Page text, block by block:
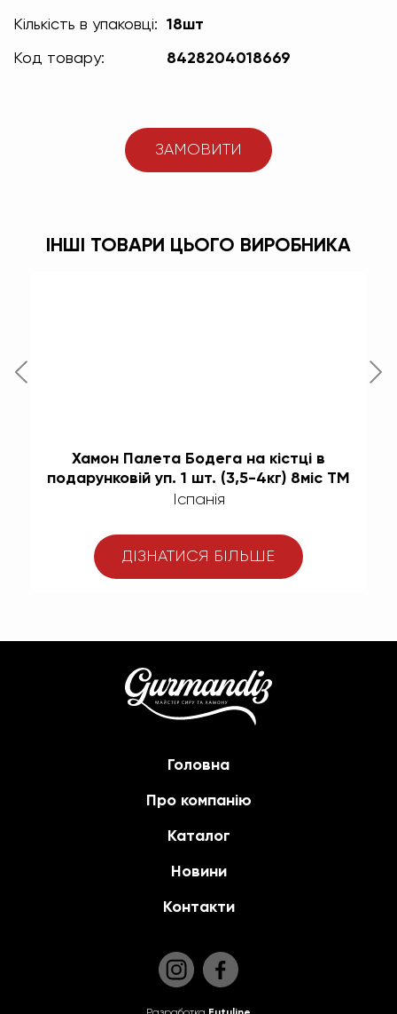
Кількість в упаковці: 18шт
Код товару: 8428204018669
ЗАМОВИТИ
ІНШІ ТОВАРИ ЦЬОГО ВИРОБНИКА
Хамон Палета Бодега на кістці в
подарунковій уп. 1 шт. (3,5-4кг) 8міс TM
Espana
Іспанія
ДІЗНАТИСЯ БІЛЬШЕ
Головна
Про компанію
Каталог
Новини
Контакти